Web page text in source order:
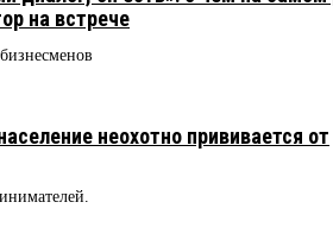
на встрече
неохотно прививается от